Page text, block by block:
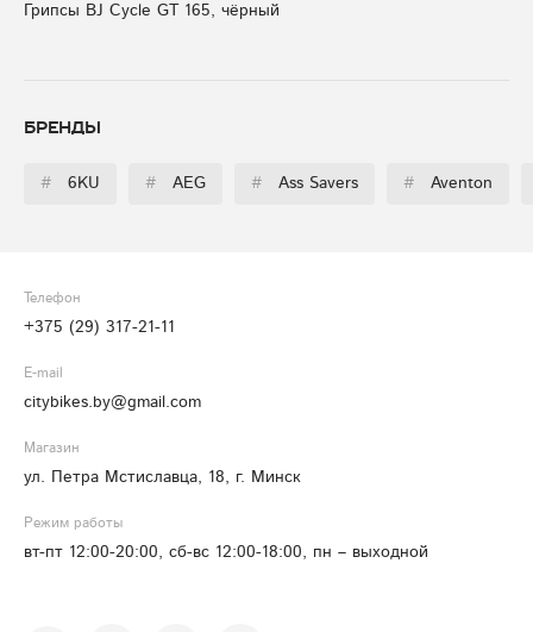
Грипсы BJ Cycle GT 165, чёрный
Бренды
# 6KU # AEG # Ass Savers # Aventon
Телефон
+375 (29) 317-21-11
E-mail
citybikes.by@gmail.com
Магазин
ул. Петра Мстиславца, 18, г. Минск
Режим работы
вт-пт 12:00-20:00, сб-вс 12:00-18:00, пн – выходной